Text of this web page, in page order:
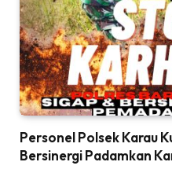
Personel Polsek Karau
Bersinergi Padamkan